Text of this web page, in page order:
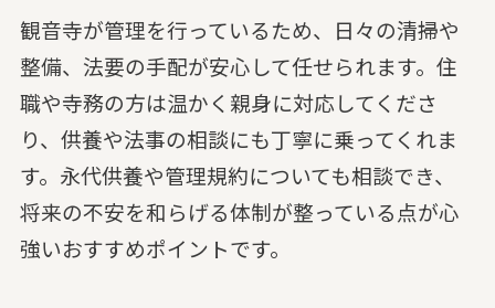
観音寺が管理を行っているため、日々の清掃や
整備、法要の手配が安心して任せられます。住
職や寺務の方は温かく親身に対応してくださ
り、供養や法事の相談にも丁寧に乗ってくれま
す。永代供養や管理規約についても相談でき、
将来の不安を和らげる体制が整っている点が心
強いおすすめポイントです。